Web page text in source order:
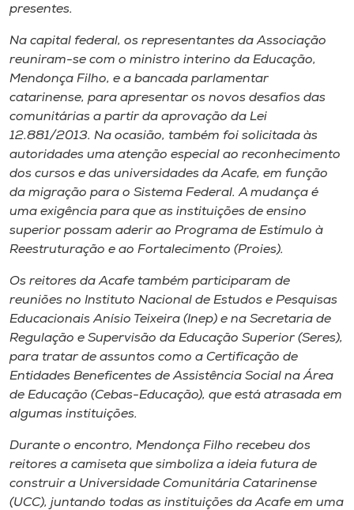
presentes.
Na capital federal, os representantes da Associação
reuniram-se com o ministro interino da Educação,
Mendonça Filho, e a bancada parlamentar
catarinense, para apresentar os novos desafios das
comunitárias a partir da aprovação da Lei
12.881/2013. Na ocasião, também foi solicitada às
autoridades uma atenção especial ao reconhecimento
dos cursos e das universidades da Acafe, em função
da migração para o Sistema Federal. A mudança é
uma exigência para que as instituições de ensino
superior possam aderir ao Programa de Estímulo à
Reestruturação e ao Fortalecimento (Proies).
Os reitores da Acafe também participaram de
reuniões no Instituto Nacional de Estudos e Pesquisas
Educacionais Anísio Teixeira (Inep) e na Secretaria de
Regulação e Supervisão da Educação Superior (Seres),
para tratar de assuntos como a Certificação de
Entidades Beneficentes de Assistência Social na Área
de Educação (Cebas-Educação), que está atrasada em
algumas instituições.
Durante o encontro, Mendonça Filho recebeu dos
reitores a camiseta que simboliza a ideia futura de
construir a Universidade Comunitária Catarinense
(UCC), juntando todas as instituições da Acafe em uma